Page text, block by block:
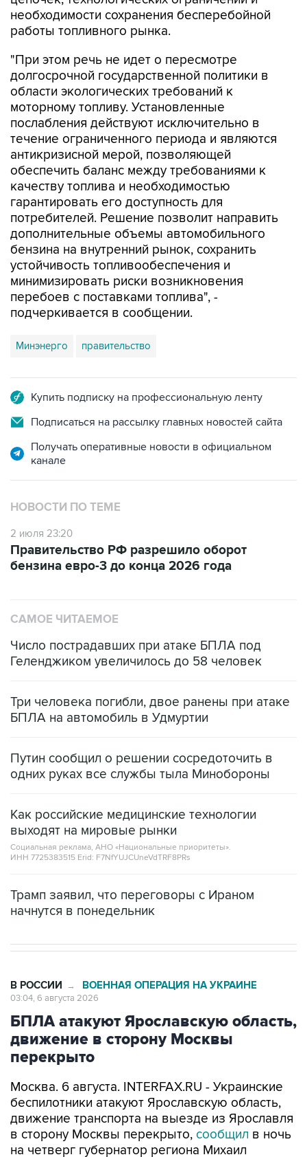
необходимости сохранения бесперебойной
работы топливного рынка.
"При этом речь не идет о пересмотре
долгосрочной государственной политики в
области экологических требований к
моторному топливу. Установленные
послабления действуют исключительно в
течение ограниченного периода и являются
антикризисной мерой, позволяющей
обеспечить баланс между требованиями к
качеству топлива и необходимостью
гарантировать его доступность для
потребителей. Решение позволит направить
дополнительные объемы автомобильного
бензина на внутренний рынок, сохранить
устойчивость топливообеспечения и
минимизировать риски возникновения
перебоев с поставками топлива", -
подчеркивается в сообщении.
Минэнерго правительство
Купить подписку на профессиональную ленту
Подписаться на рассылку главных новостей сайта
Получать оперативные новости в официальном
канале
НОВОСТИ ПО ТЕМЕ
2 июля 23:20
Правительство РФ разрешило оборот
бензина евро-3 до конца 2026 года
САМОЕ ЧИТАЕМОЕ
Число пострадавших при атаке БПЛА под
Геленджиком увеличилось до 58 человек
Три человека погибли, двое ранены при атаке
БПЛА на автомобиль в Удмуртии
Путин сообщил о решении сосредоточить в
одних руках все службы тыла Минобороны
Как российские медицинские технологии
выходят на мировые рынки
Социальная реклама, АНО «Национальные приоритеты».
ИНН 7725383515 Erid: F7NfYUJCUneVdTRF8PRs
Трамп заявил, что переговоры с Ираном
начнутся в понедельник
В РОССИИ → ВОЕННАЯ ОПЕРАЦИЯ НА УКРАИНЕ
03:04, 6 августа 2026
БПЛА атакуют Ярославскую область,
движение в сторону Москвы
перекрыто
Москва. 6 августа. INTERFAX.RU - Украинские
беспилотники атакуют Ярославскую область,
движение транспорта на выезде из Ярославля
в сторону Москвы перекрыто, сообщил в ночь
на четверг губернатор региона Михаил